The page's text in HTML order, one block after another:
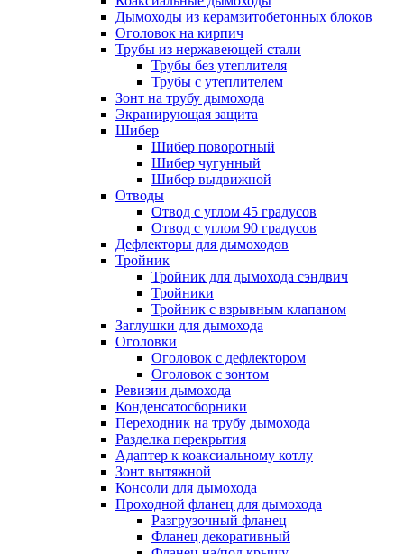
Дымоходы из керамзитобетонных блоков
Оголовок на кирпич
Трубы из нержавеющей стали
Трубы без утеплителя
Трубы с утеплителем
Зонт на трубу дымохода
Экранирующая защита
Шибер
Шибер поворотный
Шибер чугунный
Шибер выдвижной
Отводы
Отвод с углом 45 градусов
Отвод с углом 90 градусов
Дефлекторы для дымоходов
Тройник
Тройник для дымохода сэндвич
Тройники
Тройник с взрывным клапаном
Заглушки для дымохода
Оголовки
Оголовок с дефлектором
Оголовок с зонтом
Ревизии дымохода
Конденсатосборники
Переходник на трубу дымохода
Разделка перекрытия
Адаптер к коаксиальному котлу
Зонт вытяжной
Консоли для дымохода
Проходной фланец для дымохода
Разгрузочный фланец
Фланец декоративный